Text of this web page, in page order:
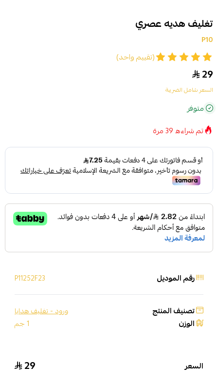
تغليف هديه عصري
P10
(تقييم واحد)
29
السعر شامل الضريبة
متوفر
تم شراءه39مرة
رقم الموديل P11252F23
تصنيف المنتج ورود - تغليف هدايا
الوزن 1 جم
السعر 29